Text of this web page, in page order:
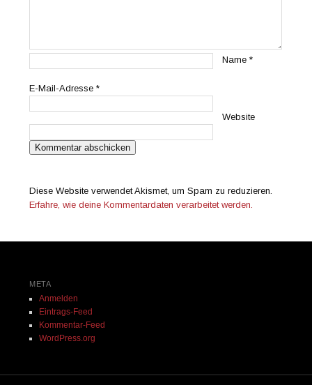
Name*
E-Mail-Adresse*
Website
Diese Website verwendet Akismet, um Spam zu reduzieren.
Erfahre, wie deine Kommentardaten verarbeitet werden.
META
Anmelden
Eintrags-Feed
Kommentar-Feed
WordPress.org